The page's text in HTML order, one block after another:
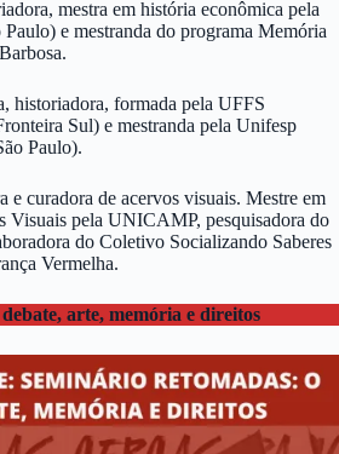
mestra em história econômica pela
e mestranda do programa Memória
historiadora, formada pela UFFS
Sul) e mestranda pela Unifesp
Paulo).
e curadora de acervos visuais. Mestre em
Visuais pela UNICAMP, pesquisadora do
do Coletivo Socializando Saberes
Vermelha.
arte, memória e direitos